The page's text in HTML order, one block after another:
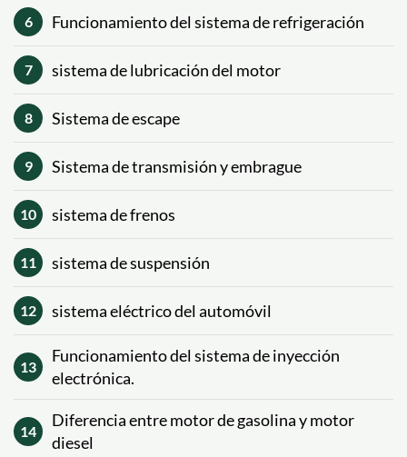
6 Funcionamiento del sistema de refrigeración
7 sistema de lubricación del motor
8 Sistema de escape
9 Sistema de transmisión y embrague
10 sistema de frenos
11 sistema de suspensión
12 sistema eléctrico del automóvil
13
Funcionamiento del sistema de inyección
electrónica.
14
Diferencia entre motor de gasolina y motor
diesel